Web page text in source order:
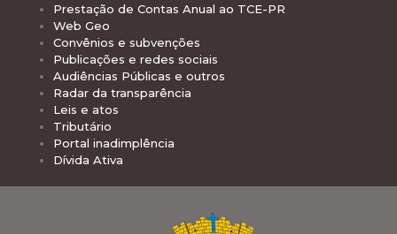
Prestação de Contas Anual ao TCE-PR
Web Geo
Convênios e subvenções
Publicações e redes sociais
Audiências Públicas e outros
Radar da transparência
Leis e atos
Tributário
Portal inadimplência
Dívida Ativa